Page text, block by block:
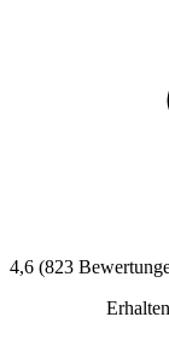
4,6 (823